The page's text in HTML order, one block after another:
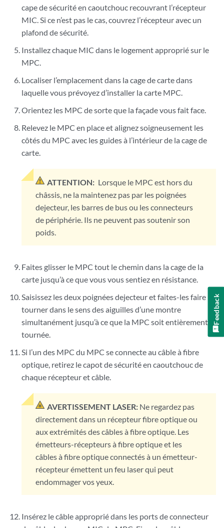
cape de sécurité en caoutchouc recouvrant l’récepteur
MIC. Si ce n’est pas le cas, couvrez l’récepteur avec un
plafond de sécurité.
Installez chaque MIC dans le logement approprié sur le
MPC.
Localiser l’emplacement dans la cage de carte dans
laquelle vous prévoyez d’installer la carte MPC.
Orientez les MPC de sorte que la façade vous fait face.
Relevez le MPC en place etalignez soigneusement les
côtés du MPC avec les guides à l’intérieur de la cage de
carte.
ATTENTION: Lorsque le MPC est hors du
châssis, ne la maintenez pas par les poignées
dejecteur, les barres de bus ou les connecteurs
de périphérie. Ils ne peuvent pas soutenir son
poids.
Faites glisser le MPC tout le chemin dans la cage de la
carte jusqu’à ce que vous vous sentiez en résistance.
Saisissez les deux poignées dejecteur et faites-les faire
tourner dans le sens des aiguilles d’une montre
simultanément jusqu’à ce que la MPC soit entièrement
tournée.
Si l’un des MPC du MPC se connecte au câble à fibre
optique, retirez le capot de sécurité en caoutchouc de
chaque récepteur et câble.
AVERTISSEMENT LASER: Ne regardez pas
directement dans un récepteur fibre optique ou
aux extrémités des câbles à fibre optique. Les
émetteurs-récepteurs à fibre optique et les
câbles à fibre optique connectés à un émetteur-
récepteur émettent un feu laser qui peut
endommager vos yeux.
Insérez le câble approprié dans les ports de connecteur
Feedback